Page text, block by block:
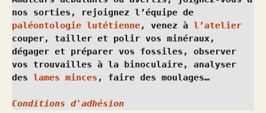
paléontologie lutétienne, venez à l’atelier
couper, tailler et polir vos minéraux,
dégager et préparer vos fossiles, observer
vos trouvailles à la binoculaire, analyser
des lames minces , faire des moulages…
Conditions d'adhésion